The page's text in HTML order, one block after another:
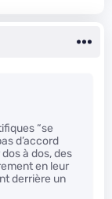
“se
d’accord
à dos, des
en leur
derrière un